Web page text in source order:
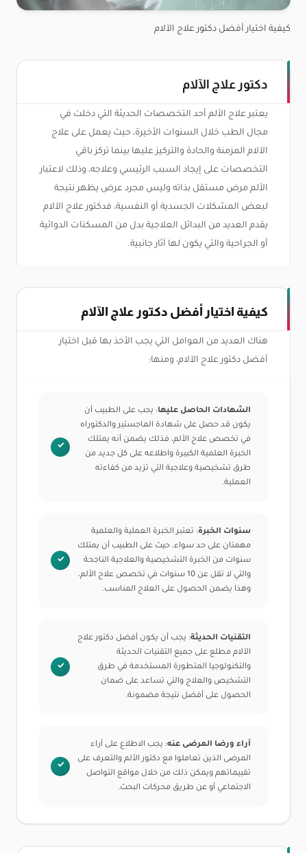
كيفية اختيار أفضل دكتور علاج الآلام
دكتور علاج الآلام
يعتبر علاج الألم أحد التخصصات الحديثة التي دخلت في
مجال الطب خلال السنوات الأخيرة، حيث يعمل على علاج
الآلام المزمنة والحادة والتركيز عليها بينما تركز باقي
التخصصات على إيجاد السبب الرئيسي وعلاجه، وذلك لاعتبار
الألم مرض مستقل بذاته وليس مجرد عرض يظهر نتيجة
لبعض المشكلات الجسدية أو النفسية، فدكتور علاج الآلام
يقدم العديد من البدائل العلاجية بدل من المسكنات الدوائية
أو الجراحية والتي يكون لها آثار جانبية.
كيفية اختيار أفضل دكتور علاج الآلام
هناك العديد من العوامل التي يجب الأخذ بها قبل اختيار
أفضل دكتور علاج الآلام، ومنها:
الشهادات الحاصل عليها: يجب على الطبيب أن
يكون قد حصل على شهادة الماجستير والدكتوراه
في تخصص علاج الألم، فذلك يضمن أنه يمتلك
الخبرة العلمية الكبيرة واطلاعه على كل جديد من
طرق تشخيصية وعلاجية التي تزيد من كفاءته
العملية.
سنوات الخبرة: تعتبر الخبرة العملية والعلمية
مهمتان على حد سواء، حيث على الطبيب أن يمتلك
سنوات من الخبرة التشخيصية والعلاجية الناجحة
والتي لا تقل عن 10 سنوات في تخصص علاج الألم،
وهذا يضمن الحصول على العلاج المناسب.
التقنيات الحديثة: يجب أن يكون أفضل دكتور علاج
الآلام مطلع على جميع التقنيات الحديثة
والتكنولوجيا المتطورة المستخدمة في طرق
التشخيص والعلاج والتي تساعد على ضمان
الحصول على أفضل نتيجة مضمونة.
آراء ورضا المرضى عنه: يجب الاطلاع على آراء
المرضى الذين تعاملوا مع دكتور الألم والتعرف على
تقييماتهم ويمكن ذلك من خلال مواقع التواصل
الاجتماعي أو عن طريق محركات البحث.